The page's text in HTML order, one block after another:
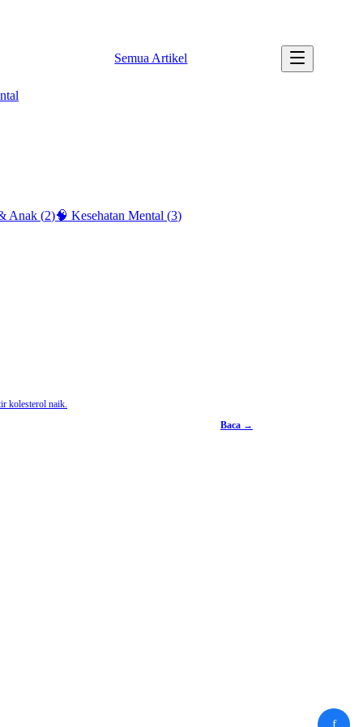
Semua Artikel
Anak (2)🧠 Kesehatan Mental (3)
kolesterol naik.
Baca →
f